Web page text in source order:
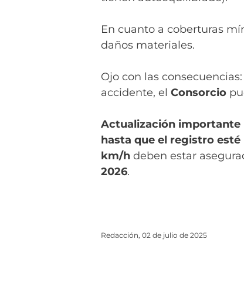
En cuanto a coberturas
daños materiales.
Ojo con las
accidente, el Consorcio
Actualización importante
hasta que el registro
km/h deben estar
2026.
Redacción, 02 de julio de 2025